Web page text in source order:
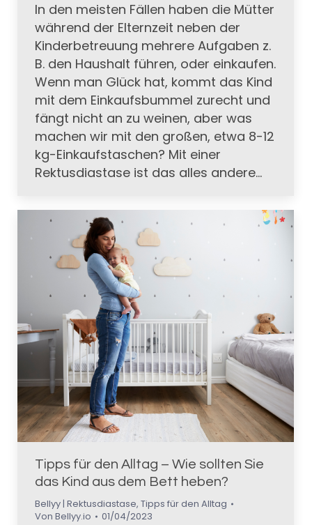
In den meisten Fällen haben die Mütter
während der Elternzeit neben der
Kinderbetreuung mehrere Aufgaben z.
B. den Haushalt führen, oder einkaufen.
Wenn man Glück hat, kommt das Kind
mit dem Einkaufsbummel zurecht und
fängt nicht an zu weinen, aber was
machen wir mit den großen, etwa 8-12
kg-Einkaufstaschen? Mit einer
Rektusdiastase ist das alles andere…
Tipps für den Alltag – Wie sollten Sie
das Kind aus dem Bett heben?
Bellyy | Rektusdiastase, Tipps für den Alltag
Von Bellyy.io 01/04/2023